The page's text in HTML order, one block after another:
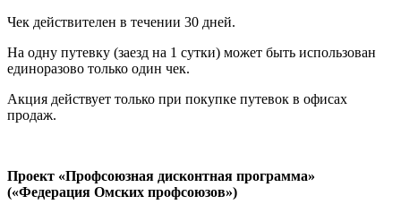
Чек действителен в течении 30 дней.
На одну путевку (заезд на 1 сутки) может быть использован
единоразово только один чек.
Акция действует только при покупке путевок в офисах
продаж.
Проект «Профсоюзная дисконтная программа»
(«Федерация Омских профсоюзов»)